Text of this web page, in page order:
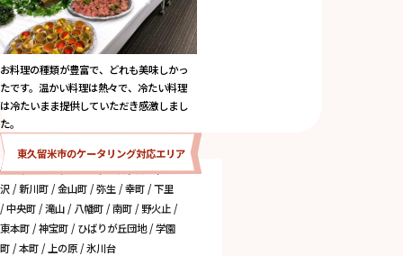
お料理の種類が豊富で、どれも美味しかっ
たです。温かい料理は熱々で、冷たい料理
は冷たいまま提供していただき感激しまし
た。
東久留米市のケータリング対応エリア
小山 / 浅間町 / 大門町 / 前沢 / 柳窪 / 南
沢 / 新川町 / 金山町 / 弥生 / 幸町 / 下里
/ 中央町 / 滝山 / 八幡町 / 南町 / 野火止 /
東本町 / 神宝町 / ひばりが丘団地 / 学園
町 / 本町 / 上の原 / 氷川台